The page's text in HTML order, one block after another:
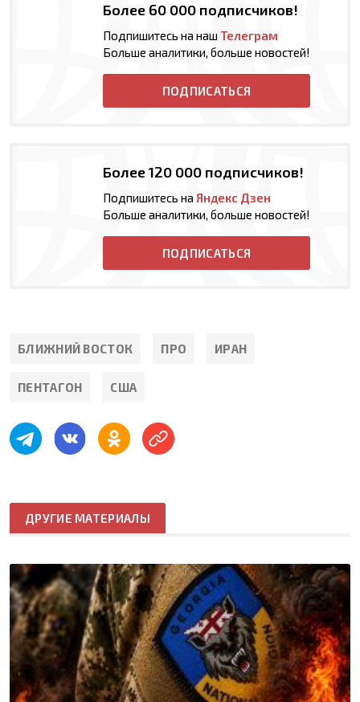
Более 60 000 подписчиков!
Подпишитесь на наш Телеграм
Больше аналитики, больше новостей!
ПОДПИСАТЬСЯ
Более 120 000 подписчиков!
Подпишитесь на Яндекс Дзен
Больше аналитики, больше новостей!
ПОДПИСАТЬСЯ
БЛИЖНИЙ ВОСТОК ПРО ИРАН
ПЕНТАГОН США
ДРУГИЕ МАТЕРИАЛЫ